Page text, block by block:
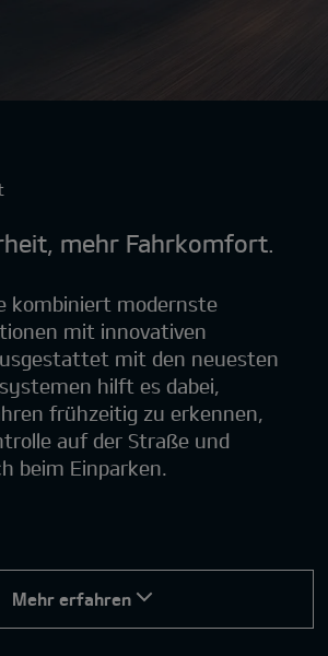
mehr Fahrkomfort.
kombiniert modernste
mit innovativen
mit den neuesten
hilft es dabei,
frühzeitig zu erkennen,
auf der Straße und
beim Einparken.
Mehr erfahren